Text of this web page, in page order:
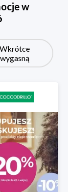
w
Wkrótce
wygasną